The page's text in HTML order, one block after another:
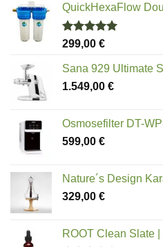
QuickHexaFlow
Bewertet
von 5
299,00 €
Sana 929 Ultimate
1.549,00 €
Osmosefilter DT-
599,00 €
Nature´s Design
329,00 €
ROOT Clean Slate